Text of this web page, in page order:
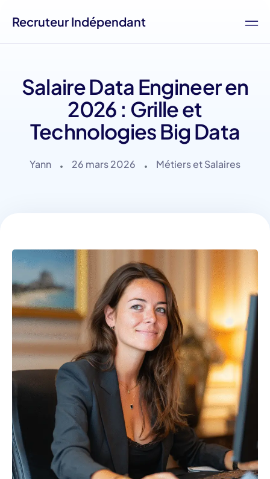
Recruteur Indépendant
Salaire Data Engineer en
2026 : Grille et
Technologies Big Data
Yann 26 mars 2026 Métiers et Salaires